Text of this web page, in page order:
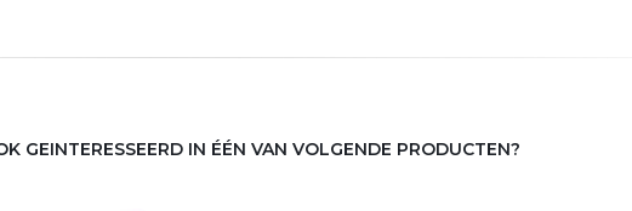
GEINTERESSEERD IN ÉÉN VAN VOLGENDE PRODUCTEN?